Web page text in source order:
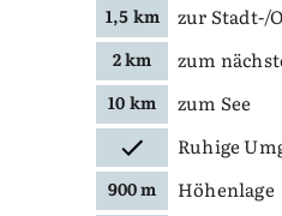
1,5 km zur Stadt-/
2 km zum
10 km zum See
Ruhige
900 m Höhenlage